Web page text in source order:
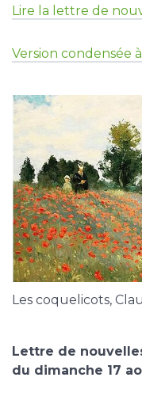
Lire la lettre de
Version condensée
Les coquelicots,
Lettre de
du dimanche 17